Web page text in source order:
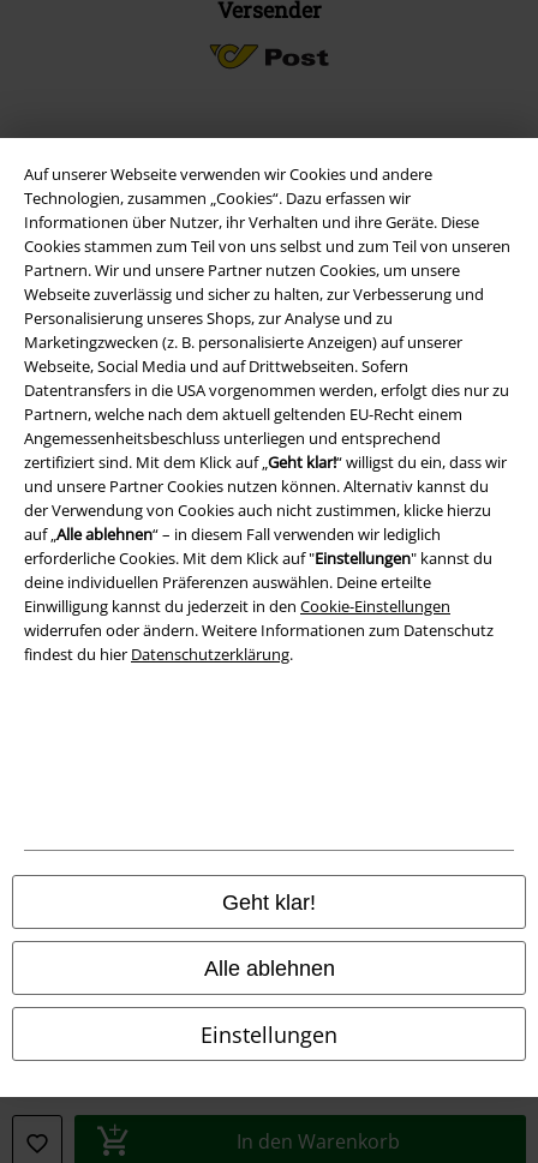
Auf unserer Webseite verwenden wir Cookies und andere
Technologien, zusammen „Cookies“. Dazu erfassen wir
Informationen über Nutzer, ihr Verhalten und ihre Geräte. Diese
Cookies stammen zum Teil von uns selbst und zum Teil von unseren
Partnern. Wir und unsere Partner nutzen Cookies, um unsere
Webseite zuverlässig und sicher zu halten, zur Verbesserung und
Personalisierung unseres Shops, zur Analyse und zu
Marketingzwecken (z. B. personalisierte Anzeigen) auf unserer
Webseite, Social Media und auf Drittwebseiten. Sofern
Datentransfers in die USA vorgenommen werden, erfolgt dies nur zu
Partnern, welche nach dem aktuell geltenden EU-Recht einem
Angemessenheitsbeschluss unterliegen und entsprechend
zertifiziert sind. Mit dem Klick auf „Geht klar!“ willigst du ein, dass wir
und unsere Partner Cookies nutzen können. Alternativ kannst du
der Verwendung von Cookies auch nicht zustimmen, klicke hierzu
auf „Alle ablehnen“ – in diesem Fall verwenden wir lediglich
erforderliche Cookies. Mit dem Klick auf "Einstellungen" kannst du
deine individuellen Präferenzen auswählen. Deine erteilte
Einwilligung kannst du jederzeit in den Cookie-Einstellungen
widerrufen oder ändern. Weitere Informationen zum Datenschutz
findest du hier Datenschutzerklärung.
Geht klar!
Alle ablehnen
Einstellungen
In den Warenkorb
Versender
EMP App
Lade dir jetzt kostenlos unsere neue EMP App runter und genieße
die vielen neuen Funktionen und Vorteile!
A Warner Music Group Company
Information zur Barrierefreiheit
Vertrag widerrufen